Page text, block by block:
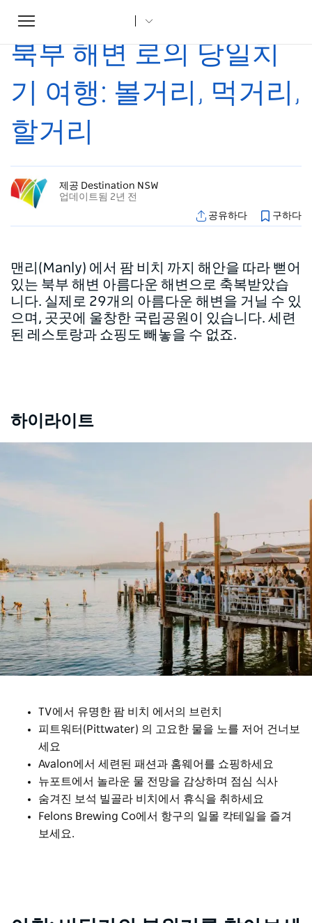
Toggle
navigation
집
북부 해변 로의 당일치
기 여행: 볼거리, 먹거리,
할거리
제공 Destination NSW
업데이트됨 2년 전
공유하다
구하다
맨리(Manly) 에서 팜 비치 까지 해안을 따라 뻗어
있는 북부 해변 아름다운 해변으로 축복받았습
니다. 실제로 29개의 아름다운 해변을 거닐 수 있
으며, 곳곳에 울창한 국립공원이 있습니다. 세련
된 레스토랑과 쇼핑도 빼놓을 수 없죠.
하이라이트
TV에서 유명한 팜 비치 에서의 브런치
피트워터(Pittwater) 의 고요한 물을 노를 저어 건너보
세요
Avalon에서 세련된 패션과 홈웨어를 쇼핑하세요
뉴포트에서 놀라운 물 전망을 감상하며 점심 식사
숨겨진 보석 빌골라 비치에서 휴식을 취하세요
Felons Brewing Co에서 항구의 일몰 칵테일을 즐겨
보세요.